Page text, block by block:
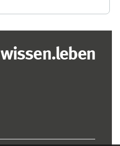
wissen.leben